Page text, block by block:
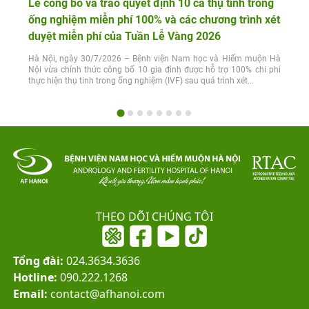
Lễ công bố và trao quyết định 10 ca thụ tinh trong
ống nghiệm miễn phí 100% và các chương trình xét
duyệt miễn phí của Tuần Lễ Vàng 2026
Hà Nội, ngày 30/7/2026 – Bệnh viện Nam học và Hiếm muộn Hà
Nội vừa chính thức công bố 10 gia đình được hỗ trợ 100% chi phí
thực hiện thụ tinh trong ống nghiệm (IVF) sau quá trình xét...
THEO DÕI CHÚNG TÔI
Tổng đài: 024.3634.3636
Hotline: 090.222.1268
Email: contact@afhanoi.com